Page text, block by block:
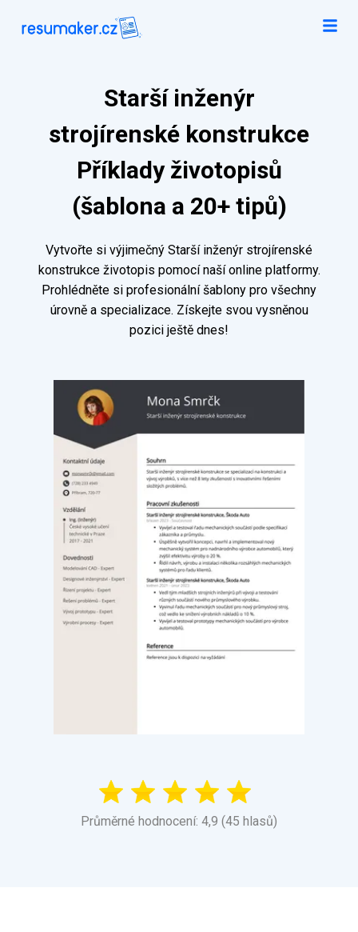
Starší inženýr
strojírenské konstrukce
Příklady životopisů
(šablona a 20+ tipů)
Vytvořte si výjimečný Starší inženýr strojírenské
konstrukce životopis pomocí naší online platformy.
Prohlédněte si profesionální šablony pro všechny
úrovně a specializace. Získejte svou vysněnou
pozici ještě dnes!
Průměrné hodnocení: 4,9 (45 hlasů)